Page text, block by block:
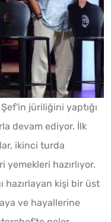
jüriliğini yaptığı
devam ediyor. İlk
ikinci turda
hazırlıyor.
hazırlayan kişi bir üst
ve hayallerine